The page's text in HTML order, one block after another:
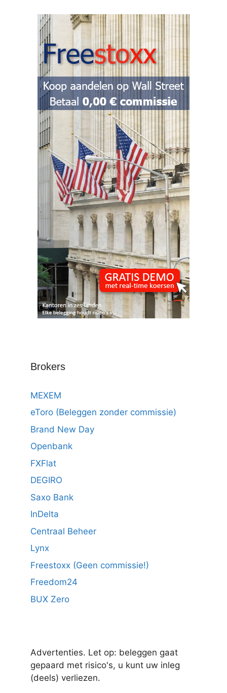
Brokers
MEXEM
eToro (Beleggen zonder commissie)
Brand New Day
Openbank
FXFlat
DEGIRO
Saxo Bank
InDelta
Centraal Beheer
Lynx
Freestoxx (Geen commissie!)
Freedom24
BUX Zero
Advertenties. Let op: beleggen gaat
gepaard met risico's, u kunt uw inleg
(deels) verliezen.